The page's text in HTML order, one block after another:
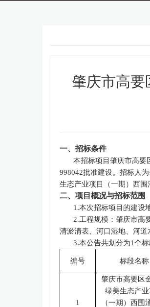
肇庆市高要
一、招标条件
本招标项目 肇庆市高要
998042批准建设。招标人
生态产业项目（一期）西围
二、项目概况与招标范围
1.本次招标项目的建设
2.工程规模： 肇庆市高
清淤清表、河口湿地、河道
3.本公告共划分为1个
编号 标段名称
1
肇庆市高要区
绿美生态产业
（一期）西围